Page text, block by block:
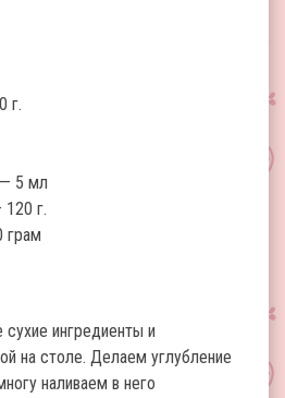
г.
5 мл
г.
грам
ингредиенты и
на столе. Делаем углубление
наливаем в него